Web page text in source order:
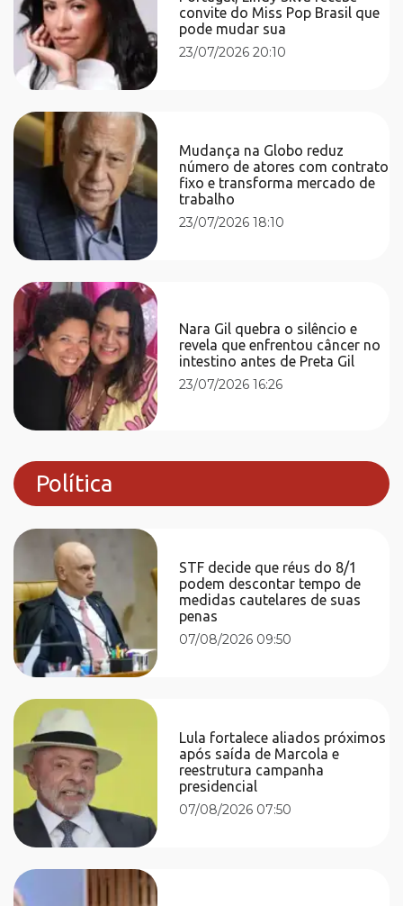
convite do Miss Pop Brasil que
pode mudar sua
23/07/2026 20:10
Mudança na Globo reduz
número de atores com contrato
fixo e transforma mercado de
trabalho
23/07/2026 18:10
Nara Gil quebra o silêncio e
revela que enfrentou câncer no
intestino antes de Preta Gil
23/07/2026 16:26
Política
STF decide que réus do 8/1
podem descontar tempo de
medidas cautelares de suas
penas
07/08/2026 09:50
Lula fortalece aliados próximos
após saída de Marcola e
reestrutura campanha
presidencial
07/08/2026 07:50